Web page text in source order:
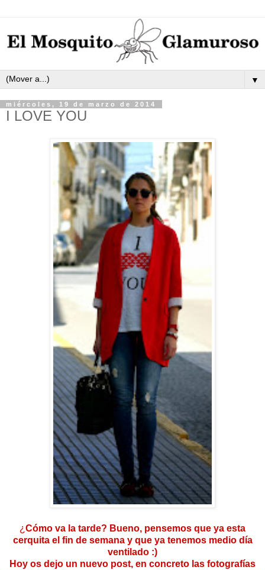
▼
miércoles, 19 de marzo de 2014
I LOVE YOU
¿ Cómo va la tarde? Bueno, pensemos que ya esta
cerquita el fin de semana y que ya tenemos medio día
ventilado :)
Hoy os dejo un nuevo post, en concreto las fotografías